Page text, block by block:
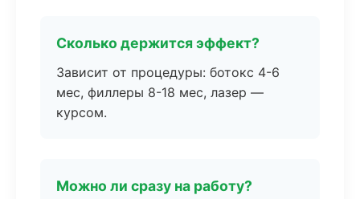
Сколько держится эффект?
Зависит от процедуры: ботокс 4-6
мес, филлеры 8-18 мес, лазер —
курсом.
Можно ли сразу на работу?